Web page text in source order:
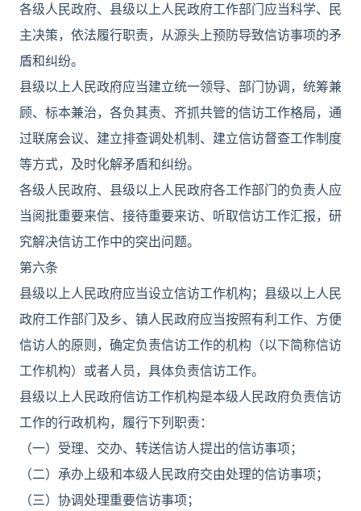
各级人民政府、县级以上人民政府工作部门应当科学、民
主决策，依法履行职责，从源头上预防导致信访事项的矛
盾和纠纷。
县级以上人民政府应当建立统一领导、部门协调，统筹兼
顾、标本兼治，各负其责、齐抓共管的信访工作格局，通
过联席会议、建立排查调处机制、建立信访督查工作制度
等方式，及时化解矛盾和纠纷。
各级人民政府、县级以上人民政府各工作部门的负责人应
当阅批重要来信、接待重要来访、听取信访工作汇报，研
究解决信访工作中的突出问题。
第六条
县级以上人民政府应当设立信访工作机构；县级以上人民
政府工作部门及乡、镇人民政府应当按照有利工作、方便
信访人的原则，确定负责信访工作的机构（以下简称信访
工作机构）或者人员，具体负责信访工作。
县级以上人民政府信访工作机构是本级人民政府负责信访
工作的行政机构，履行下列职责：
（一）受理、交办、转送信访人提出的信访事项；
（二）承办上级和本级人民政府交由处理的信访事项；
（三）协调处理重要信访事项；